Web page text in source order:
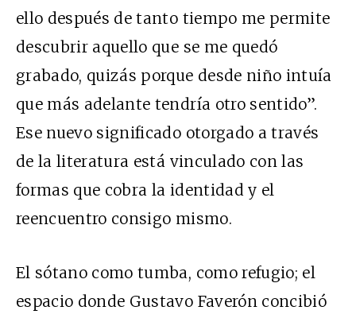
ello después de tanto tiempo me permite
descubrir aquello que se me quedó
grabado, quizás porque desde niño intuía
que más adelante tendría otro sentido”.
Ese nuevo significado otorgado a través
de la literatura está vinculado con las
formas que cobra la identidad y el
reencuentro consigo mismo.
El sótano como tumba, como refugio; el
espacio donde Gustavo Faverón concibió